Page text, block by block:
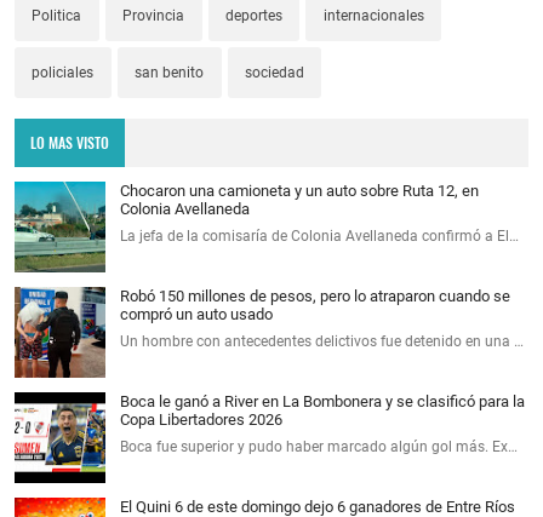
Politica Provincia deportes internacionales
policiales san benito sociedad
LO MAS VISTO
Chocaron una camioneta y un auto sobre Ruta 12, en
Colonia Avellaneda
La jefa de la comisaría de Colonia Avellaneda confirmó a El…
Robó 150 millones de pesos, pero lo atraparon cuando se
compró un auto usado
Un hombre con antecedentes delictivos fue detenido en una …
Boca le ganó a River en La Bombonera y se clasificó para la
Copa Libertadores 2026
Boca fue superior y pudo haber marcado algún gol más. Ex…
El Quini 6 de este domingo dejo 6 ganadores de Entre Ríos